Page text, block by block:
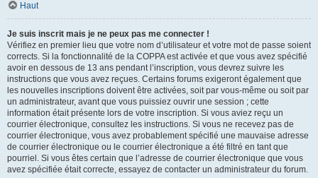
Haut
Je suis inscrit mais je ne peux pas me connecter !
Vérifiez en premier lieu que votre nom d’utilisateur et votre mot de passe soient
corrects. Si la fonctionnalité de la COPPA est activée et que vous avez spécifié
avoir en dessous de 13 ans pendant l’inscription, vous devrez suivre les
instructions que vous avez reçues. Certains forums exigeront également que
les nouvelles inscriptions doivent être activées, soit par vous-même ou soit par
un administrateur, avant que vous puissiez ouvrir une session ; cette
information était présente lors de votre inscription. Si vous aviez reçu un
courrier électronique, consultez les instructions. Si vous ne recevez pas de
courrier électronique, vous avez probablement spécifié une mauvaise adresse
de courrier électronique ou le courrier électronique a été filtré en tant que
pourriel. Si vous êtes certain que l’adresse de courrier électronique que vous
avez spécifiée était correcte, essayez de contacter un administrateur du forum.